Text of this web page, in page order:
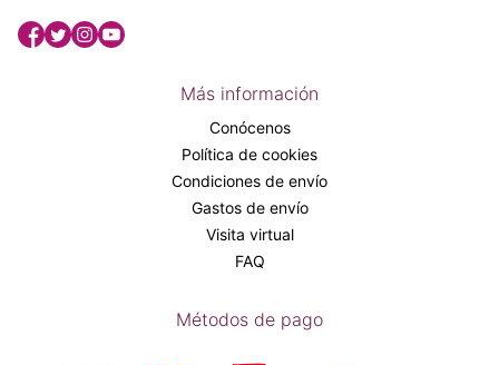
Más información
Conócenos
Política de cookies
Condiciones de envío
Gastos de envío
Visita virtual
FAQ
Métodos de pago